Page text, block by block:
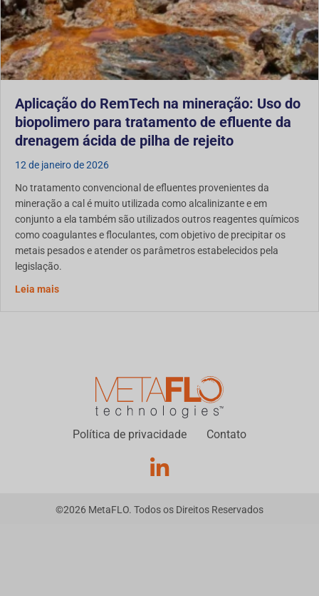
Aplicação do RemTech na mineração: Uso do
biopolimero para tratamento de efluente da
drenagem ácida de pilha de rejeito
12 de janeiro de 2026
No tratamento convencional de efluentes provenientes da
mineração a cal é muito utilizada como alcalinizante e em
conjunto a ela também são utilizados outros reagentes químicos
como coagulantes e floculantes, com objetivo de precipitar os
metais pesados e atender os parâmetros estabelecidos pela
legislação.
Leia maisUso de biopolímero para tratamento de efluente de
Política de privacidade Contato
©2026 MetaFLO. Todos os Direitos Reservados